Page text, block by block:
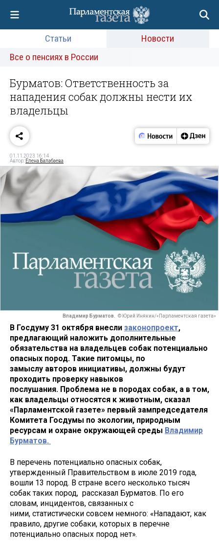
Статьи
Новости
Все о пенсиях в России
Бурматов: Ответственность за
нападения собак должны нести их
владельцы
01.11.2023 16:14
Автор: Елена Балабаева
Владимир Бурматов. © Юрий Инякин/«Парламентская газета»
В Госдуму 31 октября внесли законопроект,
предлагающий наложить дополнительные
обязательства на владельцев собак потенциально
опасных пород. Такие питомцы, по
замыслу авторов инициативы, должны будут
проходить проверку навыков
послушания. Проблема не в породах собак, а в том,
как владельцы относятся к животным, сказал
«Парламентской газете» первый зампредседателя
Комитета Госдумы по экологии, природным
ресурсам и охране окружающей среды Владимир
Бурматов.
В перечень потенциально опасных собак,
утвержденный Правительством в июле 2019 года,
вошли 13 пород. В стране всего несколько тысяч
собак таких пород, рассказал Бурматов. По его
словам, инцидентов, связанных с
ними, статистически совсем немного: «Нападают, как
правило, другие собаки, которых в перечне
потенциально опасных пород нет».